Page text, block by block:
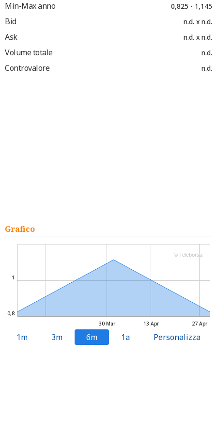
Min-Max anno 0,825 - 1,145
Bid n.d. x n.d.
Ask n.d. x n.d.
Volume totale n.d.
Controvalore n.d.
Grafico
30 Mar 13 Apr 27 Apr
0,8
1
© Teleborsa
1m 3m 6m 1a Personalizza